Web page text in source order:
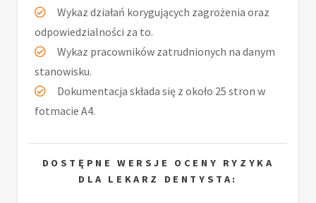
Wykaz działań korygujących zagrożenia oraz
odpowiedzialności za to.
Wykaz pracowników zatrudnionych na danym
stanowisku.
Dokumentacja składa się z około 25 stron w
fotmacie A4.
DOSTĘPNE WERSJE OCENY RYZYKA
DLA LEKARZ DENTYSTA: